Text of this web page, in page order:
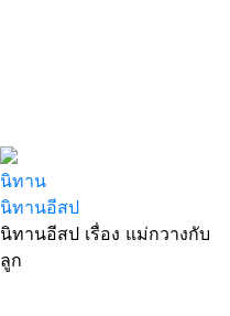
นิทาน
นิทานอีสป
นิทานอีสป เรื่อง แม่กวางกับ
ลูก